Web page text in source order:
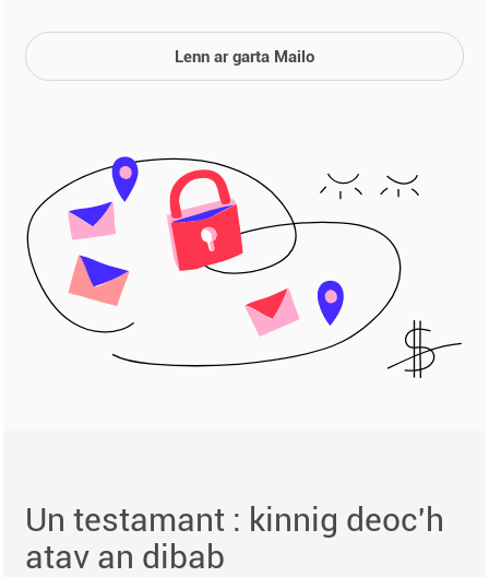
Lenn ar garta Mailo
Un testamant : kinnig deoc'h
atav an dibab